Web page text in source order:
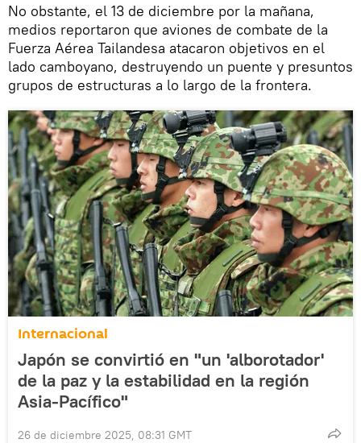
No obstante, el 13 de diciembre por la mañana,
medios reportaron que aviones de combate de la
Fuerza Aérea Tailandesa atacaron objetivos en el
lado camboyano, destruyendo un puente y presuntos
grupos de estructuras a lo largo de la frontera.
Internacional
Japón se convirtió en "un 'alborotador'
de la paz y la estabilidad en la región
Asia-Pacífico"
26 de diciembre 2025, 08:31 GMT